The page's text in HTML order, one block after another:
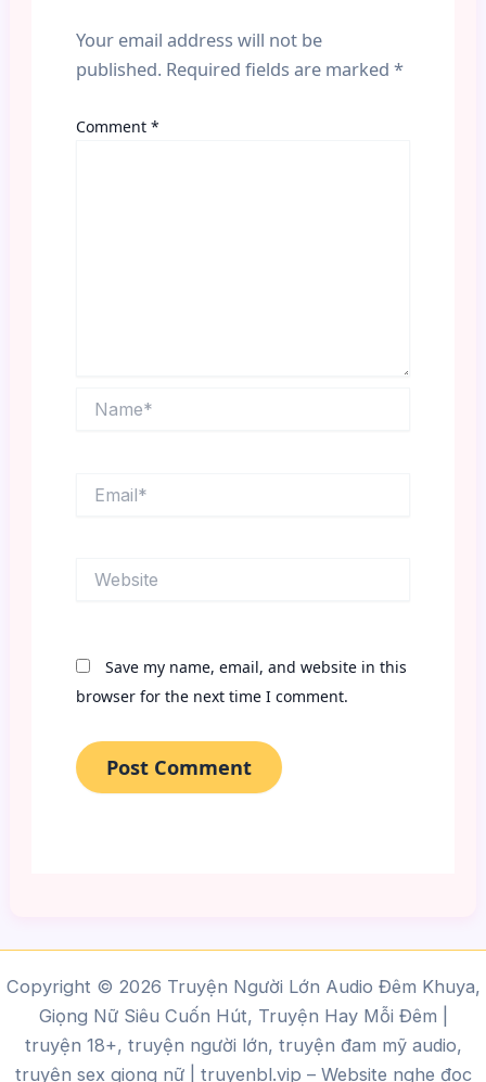
Your email address will not be
published. Required fields are marked *
Comment *
Save my name, email, and website in this
browser for the next time I comment.
Copyright © 2026 Truyện Người Lớn Audio Đêm Khuya,
Giọng Nữ Siêu Cuốn Hút, Truyện Hay Mỗi Đêm |
truyện 18+, truyện người lớn, truyện đam mỹ audio,
truyện sex giọng nữ | truyenbl.vip – Website nghe đọc